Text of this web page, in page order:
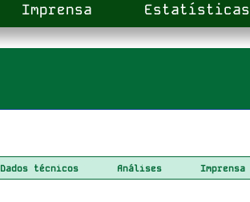
Imprensa Estatísticas
Dados técnicos Análises Imprensa